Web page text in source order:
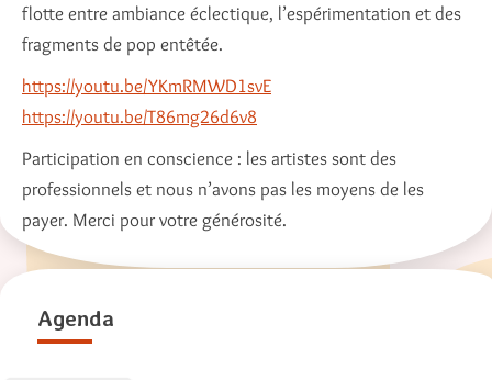
flotte entre ambiance éclectique, l’espérimentation et des
fragments de pop entêtée.
https://youtu.be/YKmRMWD1svE
https://youtu.be/T86mg26d6v8
Participation en conscience : les artistes sont des
professionnels et nous n’avons pas les moyens de les
payer. Merci pour votre générosité.
Agenda